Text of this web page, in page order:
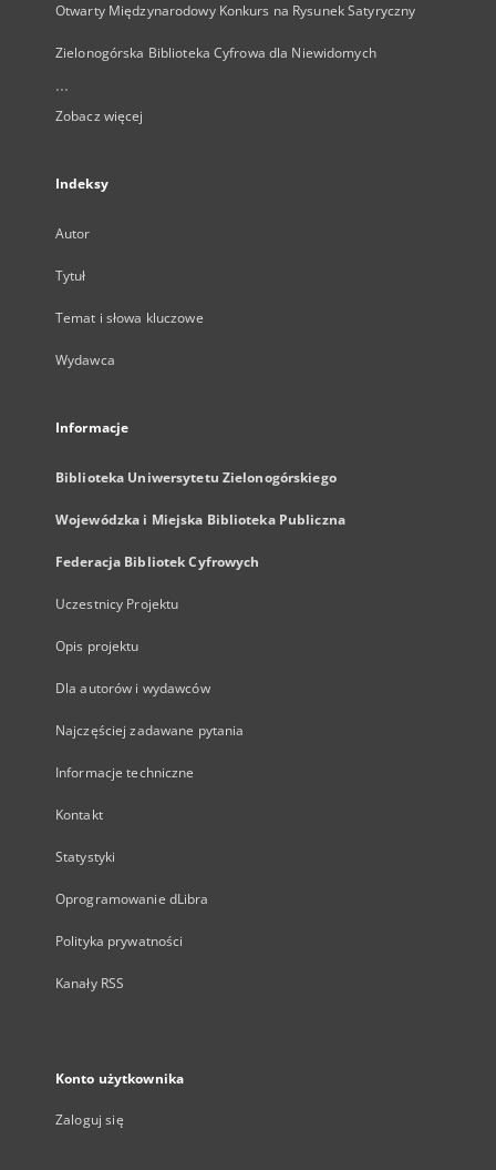
Otwarty Międzynarodowy Konkurs na Rysunek Satyryczny
Zielonogórska Biblioteka Cyfrowa dla Niewidomych
...
Zobacz więcej
Indeksy
Autor
Tytuł
Temat i słowa kluczowe
Wydawca
Informacje
Biblioteka Uniwersytetu Zielonogórskiego
Wojewódzka i Miejska Biblioteka Publiczna
Federacja Bibliotek Cyfrowych
Uczestnicy Projektu
Opis projektu
Dla autorów i wydawców
Najczęściej zadawane pytania
Informacje techniczne
Kontakt
Statystyki
Oprogramowanie dLibra
Polityka prywatności
Kanały RSS
Konto użytkownika
Zaloguj się